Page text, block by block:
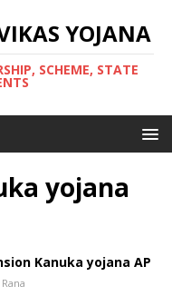
YOJANA
SCHEME, STATE
yojana
Kanuka yojana AP